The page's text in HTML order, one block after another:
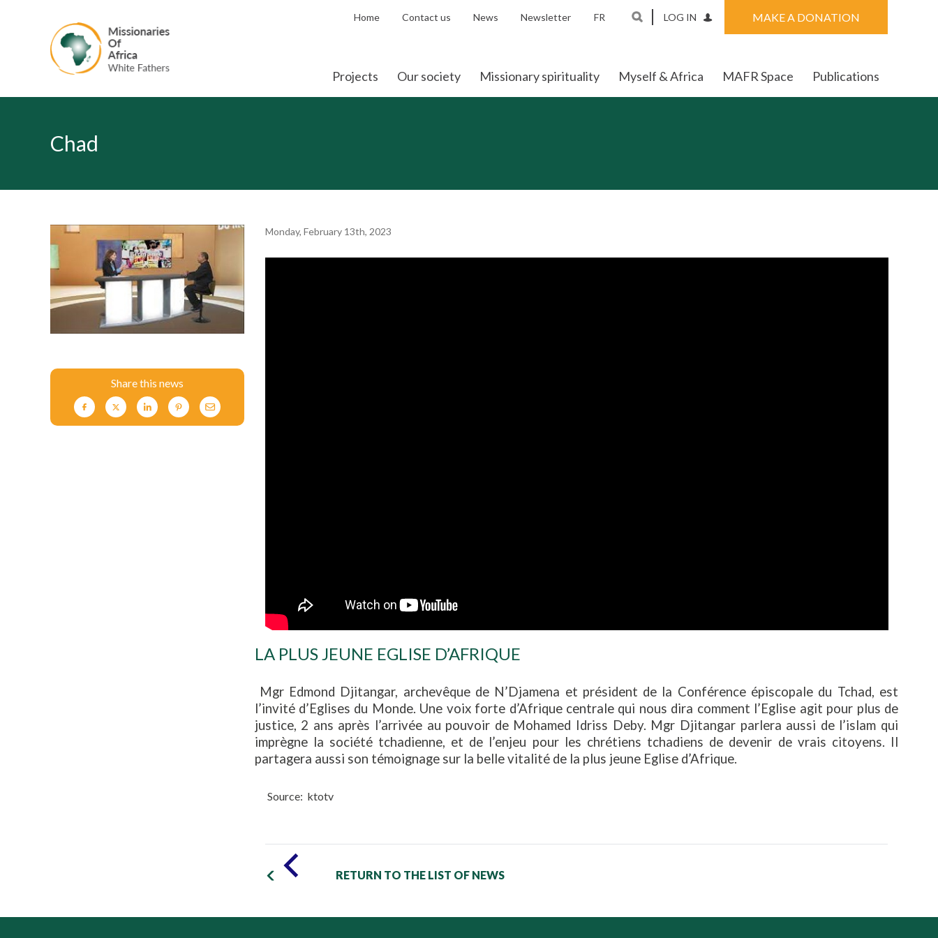
Home Contact us News Newsletter FR LOG IN MAKE A DONATION
Projects Our society Missionary spirituality Myself & Africa MAFR Space Publications
Chad
Share this news
Monday, February 13th, 2023
LA PLUS JEUNE EGLISE D’AFRIQUE
Mgr Edmond Djitangar, archevêque de N’Djamena et président de la Conférence épiscopale du Tchad, est
l’invité d’Eglises du Monde. Une voix forte d’Afrique centrale qui nous dira comment l’Eglise agit pour plus de
justice, 2 ans après l’arrivée au pouvoir de Mohamed Idriss Deby. Mgr Djitangar parlera aussi de l’islam qui
imprègne la société tchadienne, et de l’enjeu pour les chrétiens tchadiens de devenir de vrais citoyens. Il
partagera aussi son témoignage sur la belle vitalité de la plus jeune Eglise d’Afrique.
Source: ktotv
RETURN TO THE LIST OF NEWS